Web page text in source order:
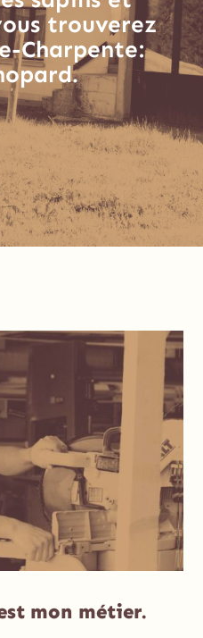
trouverez
Charpente:
mon métier.